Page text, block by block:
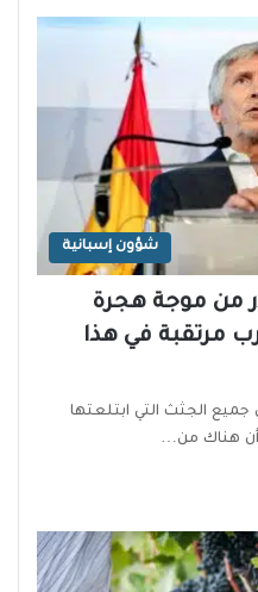
شؤون إسبانية
من موجة هجرة
مرتقبة في هذا
الجثث التي ابتلعتها
أن هناك من…